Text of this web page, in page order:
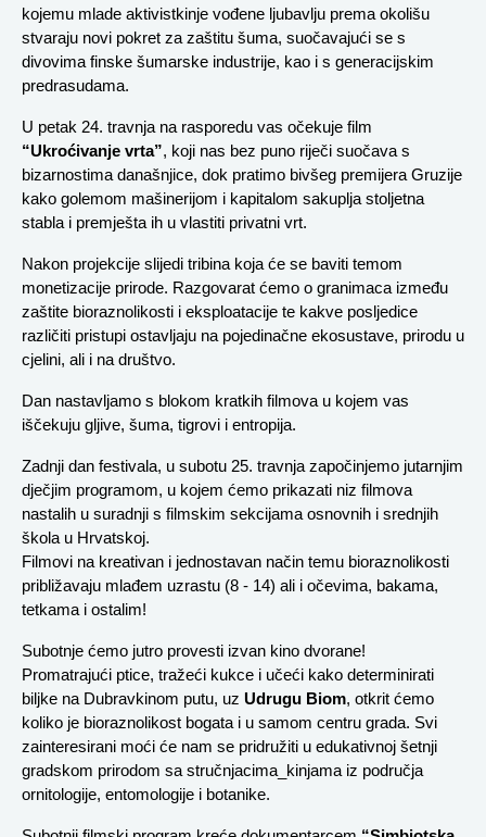
kojemu mlade aktivistkinje vođene ljubavlju prema okolišu
stvaraju novi pokret za zaštitu šuma, suočavajući se s
divovima finske šumarske industrije, kao i s generacijskim
predrasudama.
“Ukroćivanje vrta”, koji nas bez puno riječi suočava s
bizarnostima današnjice, dok pratimo bivšeg premijera Gruzije
kako golemom mašinerijom i kapitalom sakuplja stoljetna
stabla i premješta ih u vlastiti privatni vrt.
Nakon projekcije slijedi tribina koja će se baviti temom
monetizacije prirode. Razgovarat ćemo o granimaca između
zaštite bioraznolikosti i eksploatacije te kakve posljedice
različiti pristupi ostavljaju na pojedinačne ekosustave, prirodu u
cjelini, ali i na društvo.
Dan nastavljamo s blokom kratkih filmova u kojem vas
iščekuju gljive, šuma, tigrovi i entropija.
Zadnji dan festivala, u subotu 25. travnja započinjemo jutarnjim
dječjim programom, u kojem ćemo prikazati niz filmova
nastalih u suradnji s filmskim sekcijama osnovnih i srednjih
škola u Hrvatskoj.
Filmovi na kreativan i jednostavan način temu bioraznolikosti
približavaju mlađem uzrastu (8 - 14) ali i očevima, bakama,
tetkama i ostalim!
Subotnje ćemo jutro provesti izvan kino dvorane!
Promatrajući ptice, tražeći kukce i učeći kako determinirati
biljke na Dubravkinom putu, uz Udrugu Biom, otkrit ćemo
koliko je bioraznolikost bogata i u samom centru grada. Svi
zainteresirani moći će nam se pridružiti u edukativnoj šetnji
gradskom prirodom sa stručnjacima_kinjama iz područja
ornitologije, entomologije i botanike.